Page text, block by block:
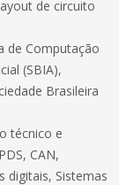
de circuito
de Computação
(SBIA),
Brasileira
técnico e
CAN,
digitais, Sistemas